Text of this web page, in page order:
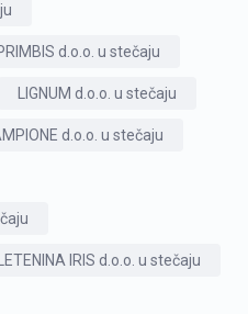
d.o.o. u stečaju
LIGNUM d.o.o. u stečaju
d.o.o. u stečaju
IRIS d.o.o. u stečaju